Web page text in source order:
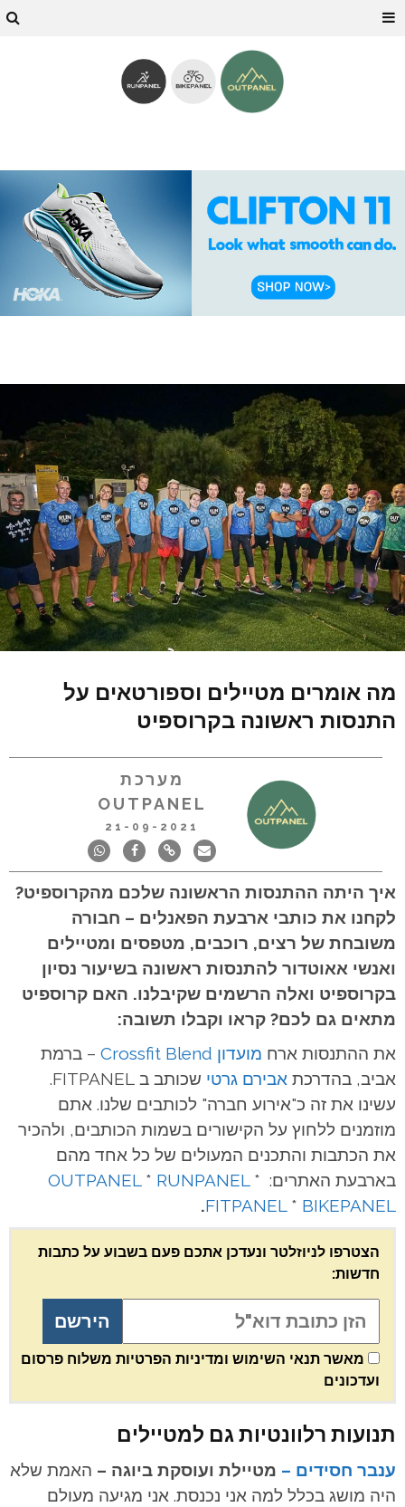
מה אומרים מטיילים וספורטאים על
התנסות ראשונה בקרוספיט
מערכת
OUTPANEL
21-09-2021
איך היתה ההתנסות הראשונה שלכם מהקרוספיט?
לקחנו את כותבי ארבעת הפאנלים – חבורה
משובחת של רצים, רוכבים, מטפסים ומטיילים
ואנשי אאוטדור להתנסות ראשונה בשיעור נסיון
בקרוספיט ואלה הרשמים שקיבלנו. האם קרוספיט
מתאים גם לכם? קראו וקבלו תשובה:
את ההתנסות ארח מועדון Crossfit Blend
– ברמת
אביב, בהדרכת אבירם גרטי
שכותב ב FITPANEL.
עשינו את זה כ"אירוע חברה" לכותבים שלנו. אתם
מוזמנים ללחוץ על הקישורים בשמות הכותבים, ולהכיר
את הכתבות והתכנים המעולים של כל אחד מהם
בארבעת האתרים:
OUTPANEL * RUNPANEL*
FITPANEL* BIKEPANEL
.
הצטרפו לניוזלטר ונעדכן אתכם פעם בשבוע על כתבות
חדשות:
מאשר תנאי השימוש ומדיניות הפרטיות משלוח פרסום
ועדכונים
תנועות רלוונטיות גם למטיילים
ענבר חסידים – מטיילת ועוסקת ביוגה – האמת שלא
היה מושג בכלל למה אני נכנסת. אני מגיעה מעולם